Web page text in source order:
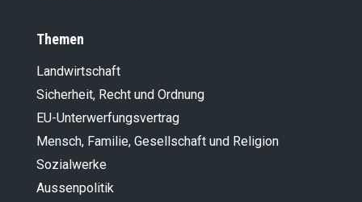
Themen
Landwirt­schaft
Sicherheit, Recht und Ordnung
EU-Unterwerfungsvertrag
Mensch, Familie, Gesellschaft und Religion
Sozialwerke
Aussenpolitik